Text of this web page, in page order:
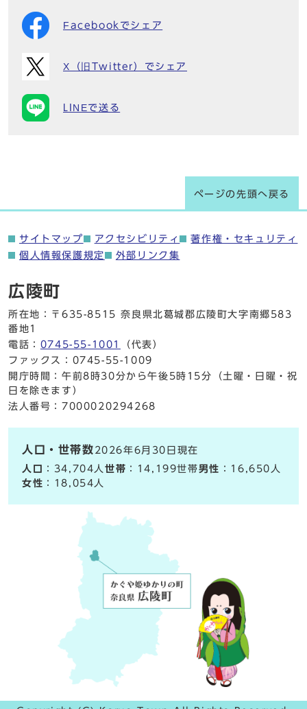
Facebookでシェア
X（旧Twitter）でシェア
LINEで送る
ページの先頭へ戻る
サイトマップ アクセシビリティ
著作権・セキュリティ
個人情報保護規定
外部リンク集
広陵町
所在地：〒635-8515 奈良県北葛城郡広陵町大字南郷583
番地1
電話： 0745-55-1001
（代表）
ファックス：0745-55-1009
開庁時間：午前8時30分から午後5時15分（土曜・日曜・祝
日を除きます）
法人番号：7000020294268
人口・世帯数 2026年6月30日現在
人口
：34,704人世帯 ：14,199世帯男性 ：16,650人
女性 ：18,054人